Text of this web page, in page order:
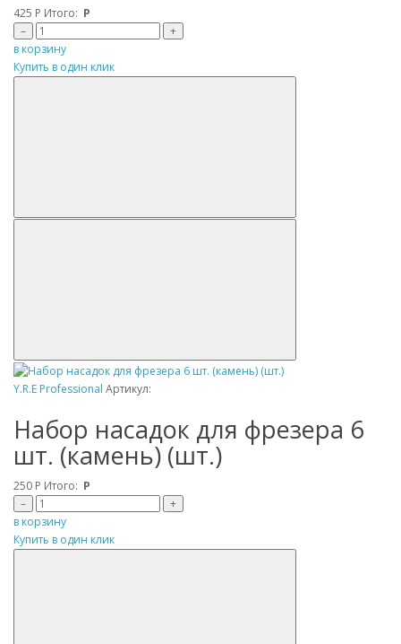
425 Р Итого: Р
–
+
в корзину
Купить в один клик
Y.R.E Professional Артикул:
Набор насадок для фрезера 6
шт. (камень) (шт.)
250 Р Итого: Р
–
+
в корзину
Купить в один клик